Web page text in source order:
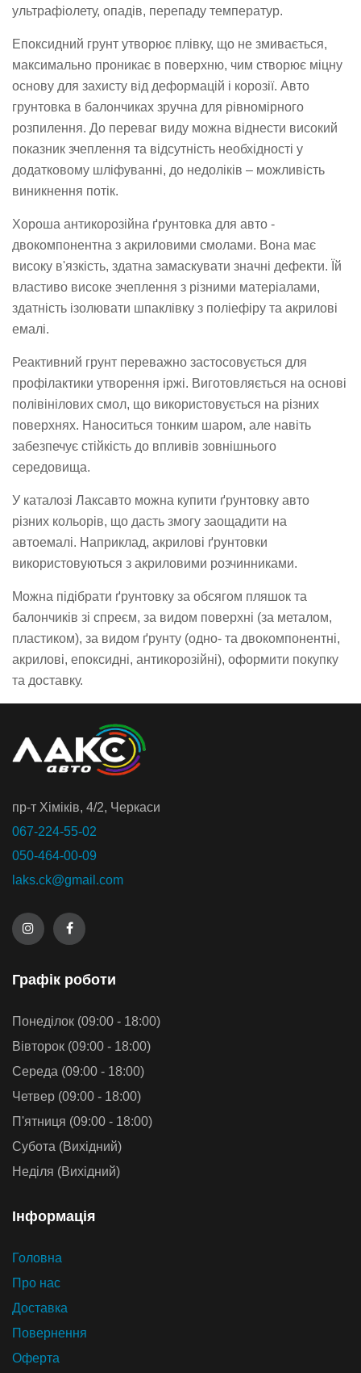
ультрафіолету, опадів, перепаду температур.
Епоксидний грунт утворює плівку, що не змивається,
максимально проникає в поверхню, чим створює міцну
основу для захисту від деформацій і корозії. Авто
грунтовка в балончиках зручна для рівномірного
розпилення. До переваг виду можна віднести високий
показник зчеплення та відсутність необхідності у
додатковому шліфуванні, до недоліків – можливість
виникнення потік.
Хороша антикорозійна ґрунтовка для авто -
двокомпонентна з акриловими смолами. Вона має
високу в'язкість, здатна замаскувати значні дефекти. Їй
властиво високе зчеплення з різними матеріалами,
здатність ізолювати шпаклівку з поліефіру та акрилові
емалі.
Реактивний грунт переважно застосовується для
профілактики утворення іржі. Виготовляється на основі
полівінілових смол, що використовується на різних
поверхнях. Наноситься тонким шаром, але навіть
забезпечує стійкість до впливів зовнішнього
середовища.
У каталозі Лаксавто можна купити ґрунтовку авто
різних кольорів, що дасть змогу заощадити на
автоемалі. Наприклад, акрилові ґрунтовки
використовуються з акриловими розчинниками.
Можна підібрати ґрунтовку за обсягом пляшок та
балончиків зі спреєм, за видом поверхні (за металом,
пластиком), за видом ґрунту (одно- та двокомпонентні,
акрилові, епоксидні, антикорозійні), оформити покупку
та доставку.
пр-т Хiмiкiв, 4/2, Черкаси
067-224-55-02
050-464-00-09
laks.ck@gmail.com
Графiк роботи
Понеділок (09:00 - 18:00)
Вівторок (09:00 - 18:00)
Середа (09:00 - 18:00)
Четвер (09:00 - 18:00)
П'ятниця (09:00 - 18:00)
Субота (Вихідний)
Неділя (Вихідний)
Iнформацiя
Головна
Про нас
Доставка
Повернення
Оферта